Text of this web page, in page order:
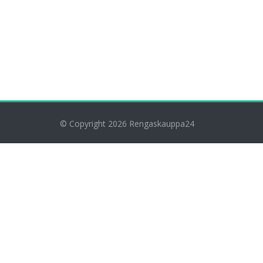
© Copyright 2026 Rengaskauppa24